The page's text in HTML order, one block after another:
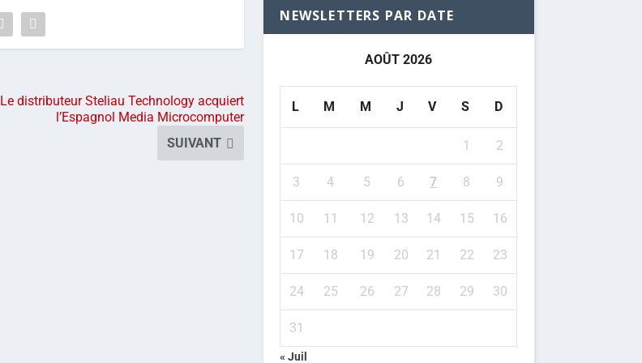
Le distributeur Steliau Technology acquiert
l’Espagnol Media Microcomputer
SUIVANT
NEWSLETTERS PAR DATE
AOÛT 2026
L M M J V S D
1 2
3 4 5 6 7 8 9
10 11 12 13 14 15 16
17 18 19 20 21 22 23
24 25 26 27 28 29 30
31
« Juil